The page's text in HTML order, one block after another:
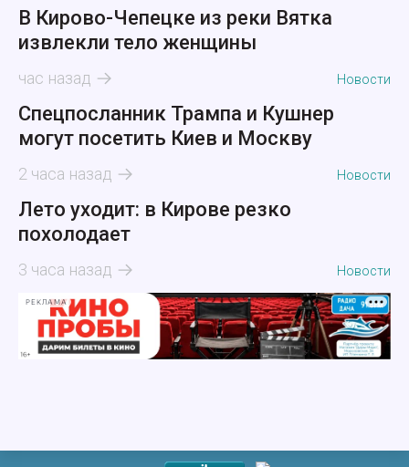
В Кирово-Чепецке из реки Вятка
извлекли тело женщины
час назад Новости
Спецпосланник Трампа и Кушнер
могут посетить Киев и Москву
2 часа назад Новости
Лето уходит: в Кирове резко
похолодает
3 часа назад Новости
РЕКЛАМА